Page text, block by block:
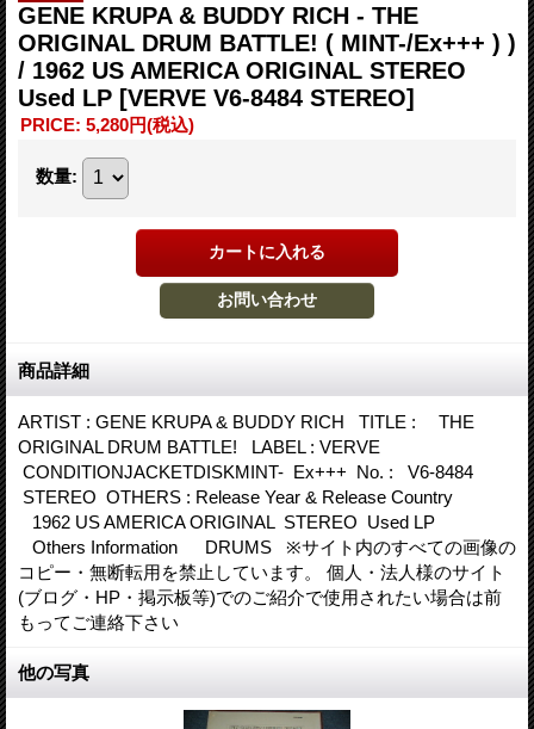
GENE KRUPA & BUDDY RICH - THE
ORIGINAL DRUM BATTLE! ( MINT-/Ex+++ ) )
/ 1962 US AMERICA ORIGINAL STEREO
Used LP [VERVE V6-8484 STEREO]
PRICE: 5,280円(税込)
数量:
商品詳細
ARTIST : GENE KRUPA & BUDDY RICH TITLE : THE
ORIGINAL DRUM BATTLE! LABEL : VERVE
CONDITIONJACKETDISKMINT- Ex+++ No. : V6-8484
STEREO OTHERS : Release Year & Release Country
1962 US AMERICA ORIGINAL STEREO Used LP
Others Information DRUMS ※サイト内のすべての画像の
コピー・無断転用を禁止しています。 個人・法人様のサイト
(ブログ・HP・掲示板等)でのご紹介で使用されたい場合は前
もってご連絡下さい
他の写真